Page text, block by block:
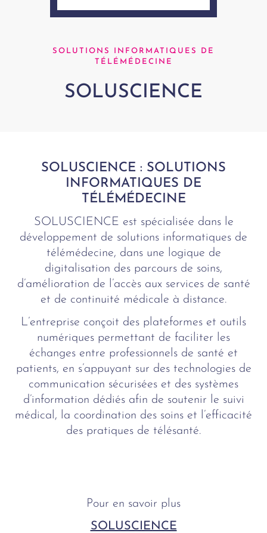
SOLUTIONS INFORMATIQUES DE
TÉLÉMÉDECINE
SOLUSCIENCE
SOLUSCIENCE : SOLUTIONS
INFORMATIQUES DE
TÉLÉMÉDECINE
SOLUSCIENCE est spécialisée dans le
développement de solutions informatiques de
télémédecine, dans une logique de
digitalisation des parcours de soins,
d’amélioration de l’accès aux services de santé
et de continuité médicale à distance.
L’entreprise conçoit des plateformes et outils
numériques permettant de faciliter les
échanges entre professionnels de santé et
patients, en s’appuyant sur des technologies de
communication sécurisées et des systèmes
d’information dédiés afin de soutenir le suivi
médical, la coordination des soins et l’efficacité
des pratiques de télésanté.
Pour en savoir plus
SOLUSCIENCE